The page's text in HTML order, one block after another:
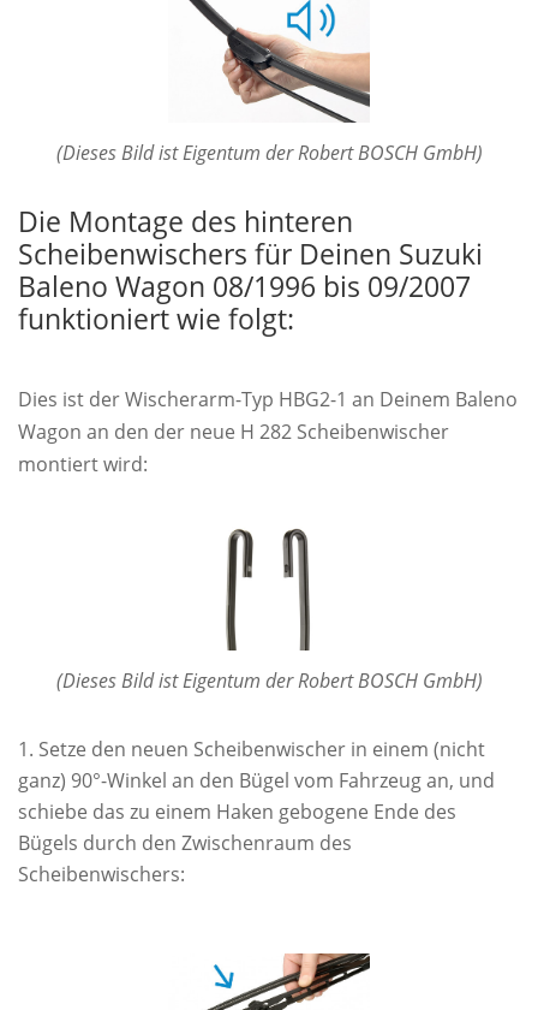
(Dieses Bild ist Eigentum der Robert BOSCH GmbH)
Die Montage des hinteren
Scheibenwischers für Deinen Suzuki
Baleno Wagon 08/1996 bis 09/2007
funktioniert wie folgt:
Dies ist der Wischerarm-Typ HBG2-1 an Deinem Baleno
Wagon an den der neue H 282 Scheibenwischer
montiert wird:
(Dieses Bild ist Eigentum der Robert BOSCH GmbH)
Setze den neuen Scheibenwischer in einem (nicht
ganz) 90°-Winkel an den Bügel vom Fahrzeug an, und
schiebe das zu einem Haken gebogene Ende des
Bügels durch den Zwischenraum des
Scheibenwischers: